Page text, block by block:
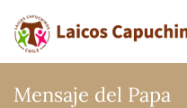
Ir al contenido principal
Mensaje del Papa